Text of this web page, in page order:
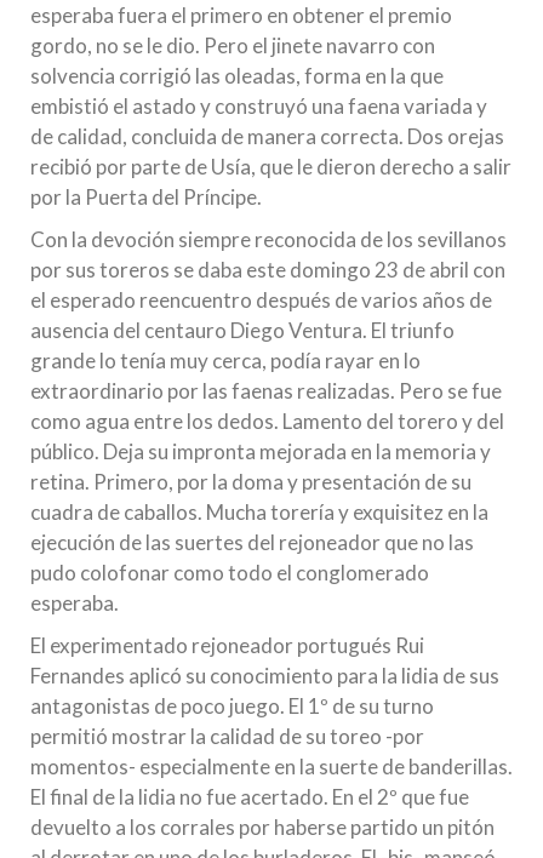
esperaba fuera el primero en obtener el premio
gordo, no se le dio. Pero el jinete navarro con
solvencia corrigió las oleadas, forma en la que
embistió el astado y construyó una faena variada y
de calidad, concluida de manera correcta. Dos orejas
recibió por parte de Usía, que le dieron derecho a salir
por la Puerta del Príncipe.
Con la devoción siempre reconocida de los sevillanos
por sus toreros se daba este domingo 23 de abril con
el esperado reencuentro después de varios años de
ausencia del centauro Diego Ventura. El triunfo
grande lo tenía muy cerca, podía rayar en lo
extraordinario por las faenas realizadas. Pero se fue
como agua entre los dedos. Lamento del torero y del
público. Deja su impronta mejorada en la memoria y
retina. Primero, por la doma y presentación de su
cuadra de caballos. Mucha torería y exquisitez en la
ejecución de las suertes del rejoneador que no las
pudo colofonar como todo el conglomerado
esperaba.
El experimentado rejoneador portugués Rui
Fernandes aplicó su conocimiento para la lidia de sus
antagonistas de poco juego. El 1º de su turno
permitió mostrar la calidad de su toreo -por
momentos- especialmente en la suerte de banderillas.
El final de la lidia no fue acertado. En el 2º que fue
devuelto a los corrales por haberse partido un pitón